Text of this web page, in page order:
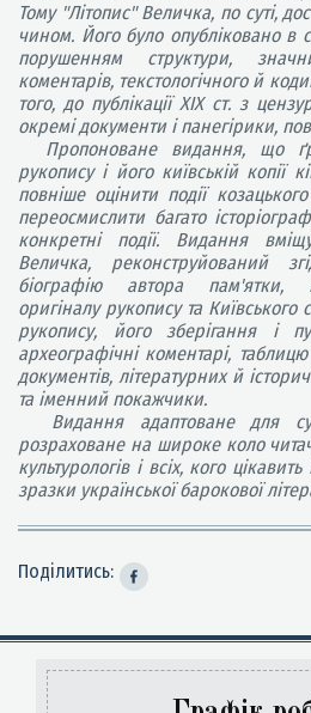
Тому "Літопис" Величка, по суті,
чином. Його було опубліковано в
порушенням структури,
коментарів, текстологічного й
того, до публікації XIX ст. з
окремі документи і панегірики,
Пропоноване видання, що
рукопису і його київській копії
повніше оцінити події
переосмислити багато
конкретні події. Видання
Величка, реконструйований
біографію автора пам'ятки,
оригіналу рукопису та Київського
рукопису, його зберігання і
археографічні коментарі,
документів, літературних й
та іменний покажчики.
Видання адаптоване для
розраховане на широке коло
культурологів і всіх, кого
зразки української барокової
Поділитись: